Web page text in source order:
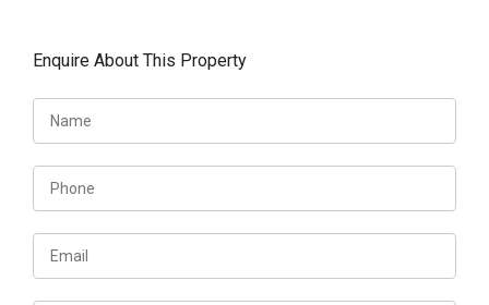
Enquire About This Property